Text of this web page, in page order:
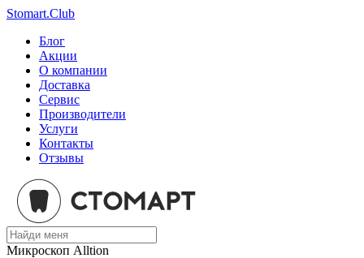
Stomart.Club
Блог
Акции
О компании
Доставка
Сервис
Производители
Услуги
Контакты
Отзывы
Микроскоп Alltion